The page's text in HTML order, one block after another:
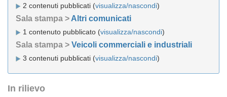
2 contenuti pubblicati (visualizza/nascondi)
Sala stampa > Altri comunicati
1 contenuto pubblicato (visualizza/nascondi)
Sala stampa > Veicoli commerciali e industriali
3 contenuti pubblicati (visualizza/nascondi)
In rilievo